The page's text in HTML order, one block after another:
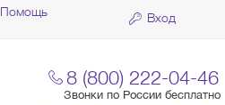
Помощь Вход
8 (800) 222-04-46
Звонки по России бесплатно